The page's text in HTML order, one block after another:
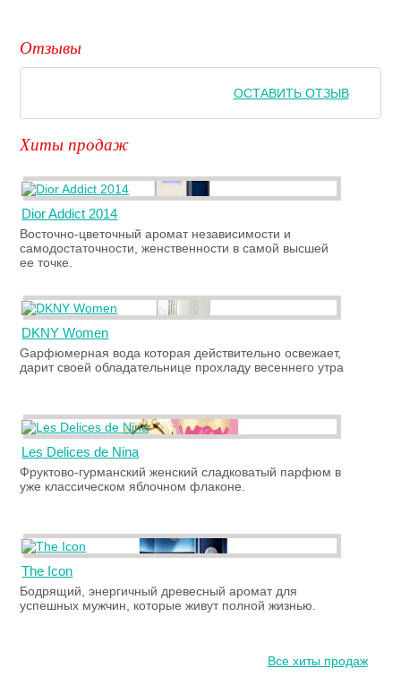
Отзывы
ОСТАВИТЬ ОТЗЫВ
Хиты продаж
Dior Addict 2014
Восточно-цветочный аромат независимости и
самодостаточности, женственности в самой высшей
ее точке.
DKNY Women
Gарфюмерная вода которая действительно освежает,
дарит своей обладательнице прохладу весеннего утра
Les Delices de Nina
Фруктово-гурманский женский сладковатый парфюм в
уже классическом яблочном флаконе.
The Icon
Бодрящий, энергичный древесный аромат для
успешных мужчин, которые живут полной жизнью.
Все хиты продаж